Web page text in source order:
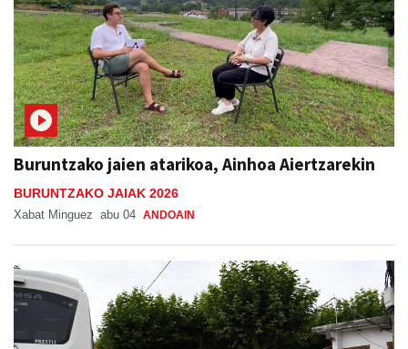
Buruntzako jaien atarikoa, Ainhoa Aiertzarekin
BURUNTZAKO JAIAK 2026
Xabat Minguez abu 04 ANDOAIN